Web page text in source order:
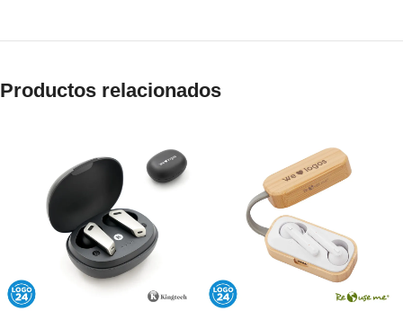
Productos relacionados